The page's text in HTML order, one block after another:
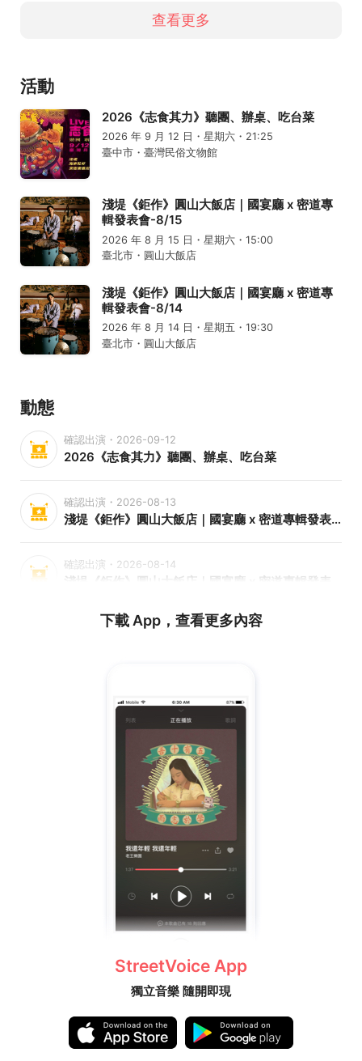
查看更多
活動
2026《志食其力》聽團、辦桌、吃台菜
2026 年 9 月 12 日・星期六・21:25
臺中市・臺灣民俗文物館
淺堤《鉅作》圓山大飯店｜國宴廳 x 密道專
輯發表會-8/15
2026 年 8 月 15 日・星期六・15:00
臺北市・圓山大飯店
淺堤《鉅作》圓山大飯店｜國宴廳 x 密道專
輯發表會-8/14
2026 年 8 月 14 日・星期五・19:30
臺北市・圓山大飯店
動態
確認出演・2026-09-12
2026《志食其力》聽團、辦桌、吃台菜
確認出演・2026-08-13
淺堤《鉅作》圓山大飯店｜國宴廳 x 密道專輯發表會-8/13
確認出演・2026-08-14
下載 App，查看更多內容
StreetVoice App
獨立音樂 隨開即現